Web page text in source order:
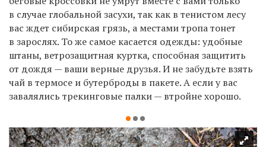
в случае глобальной засухи, так как в тенистом лесу
вас ждет сибирская грязь, а местами тропа тонет
в зарослях. То же самое касается одежды: удобные
штаны, ветрозащитная куртка, способная защитить
от дождя — ваши верные друзья. И не забудьте взять
чай в термосе и бутерброды в пакете. А если у вас
завалялись трекинговые палки — втройне хорошо.